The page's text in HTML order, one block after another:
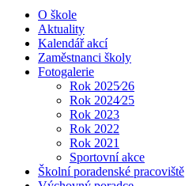
O škole
Aktuality
Kalendář akcí
Zaměstnanci školy
Fotogalerie
Rok 2025⁄26
Rok 2024⁄25
Rok 2023
Rok 2022
Rok 2021
Sportovní akce
Školní poradenské pracoviště